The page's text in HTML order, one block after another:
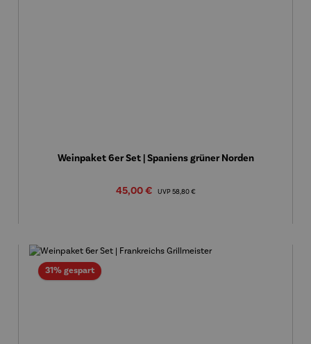
Weinpaket 6er Set | Spaniens grüner Norden
Verkaufspreis:
45,00 € UVP Regulärer Preis:
58,80 €
31% gespartRabatt